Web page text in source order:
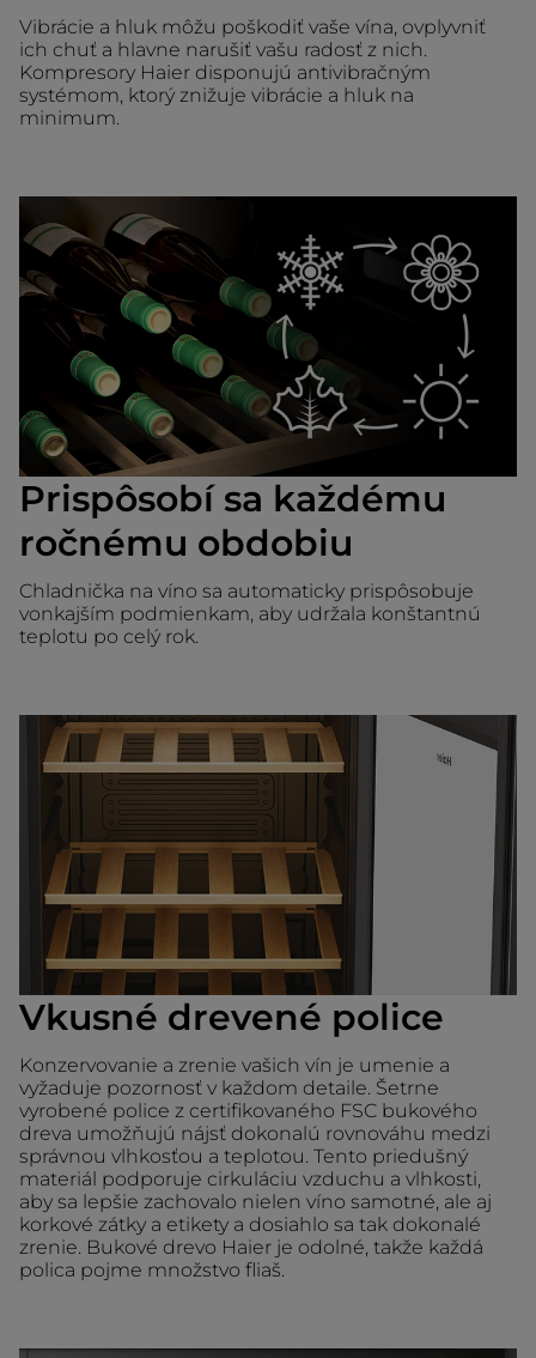
Vibrácie a hluk môžu poškodiť vaše vína, ovplyvniť
ich chuť a hlavne narušiť vašu radosť z nich.
Kompresory Haier disponujú antivibračným
systémom, ktorý znižuje vibrácie a hluk na
minimum.
Prispôsobí sa každému
ročnému obdobiu
Chladnička na víno sa automaticky prispôsobuje
vonkajším podmienkam, aby udržala konštantnú
teplotu po celý rok.
Vkusné drevené police
Konzervovanie a zrenie vašich vín je umenie a
vyžaduje pozornosť v každom detaile. Šetrne
vyrobené police z certifikovaného FSC bukového
dreva umožňujú nájsť dokonalú rovnováhu medzi
správnou vlhkosťou a teplotou. Tento priedušný
materiál podporuje cirkuláciu vzduchu a vlhkosti,
aby sa lepšie zachovalo nielen víno samotné, ale aj
korkové zátky a etikety a dosiahlo sa tak dokonalé
zrenie. Bukové drevo Haier je odolné, takže každá
polica pojme množstvo fliaš.